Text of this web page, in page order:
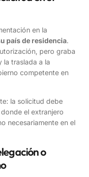
en la
país de residencia.
pero graba
la traslada a la
competente en
la solicitud debe
el extranjero
necesariamente en el
o